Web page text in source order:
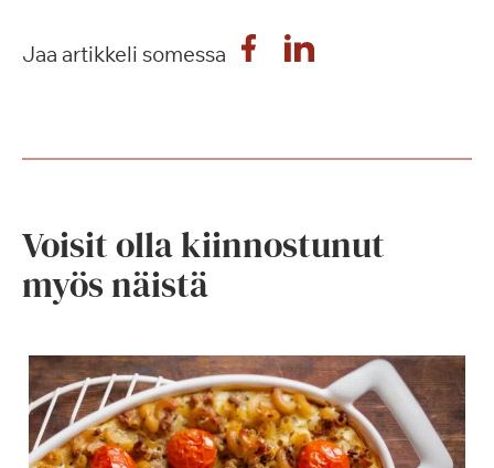
Jaa artikkeli somessa
Voisit olla kiinnostunut
myös näistä